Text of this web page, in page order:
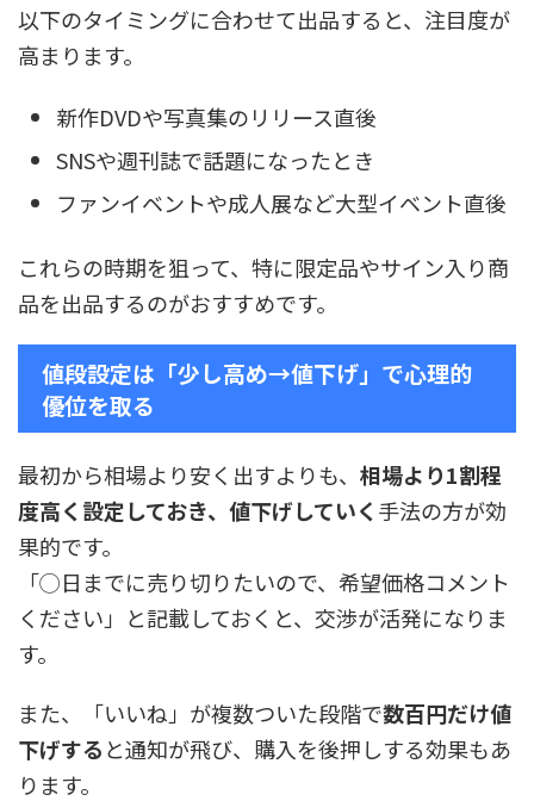
以下のタイミングに合わせて出品すると、注目度が
高まります。
新作DVDや写真集のリリース直後
SNSや週刊誌で話題になったとき
ファンイベントや成人展など大型イベント直後
これらの時期を狙って、特に限定品やサイン入り商
品を出品するのがおすすめです。
値段設定は「少し高め→値下げ」で心理的
優位を取る
最初から相場より安く出すよりも、 相場より1割程
度高く設定しておき、値下げしていく 手法の方が効
果的です。
「◯日までに売り切りたいので、希望価格コメント
ください」と記載しておくと、交渉が活発になりま
す。
また、「いいね」が複数ついた段階で数百円だけ値
下げすると通知が飛び、購入を後押しする効果もあ
ります。